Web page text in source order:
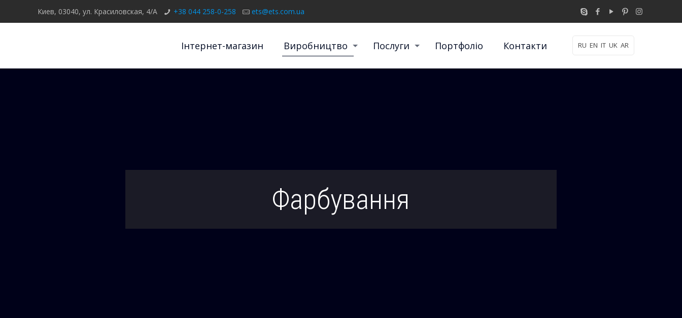
Киев, 03040, ул. Красиловская, 4/А +38 044 258-0-258 ets@ets.com.ua
Інтернет-магазин Виробництво Послуги Портфоліо Контакти RU EN IT UK AR
Фарбування